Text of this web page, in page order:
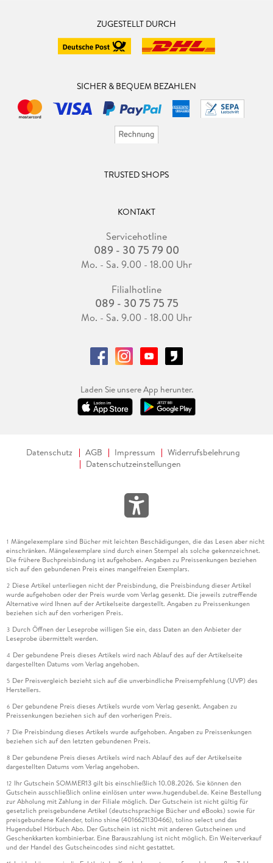
ZUGESTELLT DURCH
SICHER & BEQUEM BEZAHLEN
TRUSTED SHOPS
KONTAKT
Servicehotline
089 - 30 75 79 00
Mo. - Sa. 9.00 - 18.00 Uhr
Filialhotline
089 - 30 75 75 75
Mo. - Sa. 9.00 - 18.00 Uhr
Laden Sie unsere App herunter.
Datenschutz AGB Impressum
Widerrufsbelehrung
Datenschutzeinstellungen
1 Mängelexemplare sind Bücher mit leichten Beschädigungen, die das Lesen aber nicht
einschränken. Mängelexemplare sind durch einen Stempel als solche gekennzeichnet.
Die frühere Buchpreisbindung ist aufgehoben. Angaben zu Preissenkungen beziehen
sich auf den gebundenen Preis eines mangelfreien Exemplars.
2 Diese Artikel unterliegen nicht der Preisbindung, die Preisbindung dieser Artikel
wurde aufgehoben oder der Preis wurde vom Verlag gesenkt. Die jeweils zutreffende
Alternative wird Ihnen auf der Artikelseite dargestellt. Angaben zu Preissenkungen
beziehen sich auf den vorherigen Preis.
3 Durch Öffnen der Leseprobe willigen Sie ein, dass Daten an den Anbieter der
Leseprobe übermittelt werden.
4 Der gebundene Preis dieses Artikels wird nach Ablauf des auf der Artikelseite
dargestellten Datums vom Verlag angehoben.
5 Der Preisvergleich bezieht sich auf die unverbindliche Preisempfehlung (UVP) des
Herstellers.
6 Der gebundene Preis dieses Artikels wurde vom Verlag gesenkt. Angaben zu
Preissenkungen beziehen sich auf den vorherigen Preis.
7 Die Preisbindung dieses Artikels wurde aufgehoben. Angaben zu Preissenkungen
beziehen sich auf den letzten gebundenen Preis.
8 Der gebundene Preis dieses Artikels wird nach Ablauf des auf der Artikelseite
dargestellten Datums vom Verlag angehoben.
12 Ihr Gutschein SOMMER13 gilt bis einschließlich 10.08.2026. Sie können den
Gutschein ausschließlich online einlösen unter www.hugendubel.de. Keine Bestellung
zur Abholung mit Zahlung in der Filiale möglich. Der Gutschein ist nicht gültig für
gesetzlich preisgebundene Artikel (deutschsprachige Bücher und eBooks) sowie für
preisgebundene Kalender, tolino shine (4016621130466), tolino select und das
Hugendubel Hörbuch Abo. Der Gutschein ist nicht mit anderen Gutscheinen und
Geschenkkarten kombinierbar. Eine Barauszahlung ist nicht möglich. Ein Weiterverkauf
und der Handel des Gutscheincodes sind nicht gestattet.